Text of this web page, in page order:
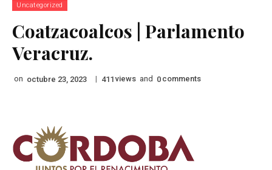
Uncategorized
Coatzacoalcos | Parlamento
Veracruz.
on octubre 23, 2023 | 411 views and 0 comments